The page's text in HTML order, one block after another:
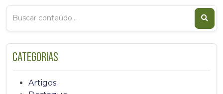
CATEGORIAS
Artigos